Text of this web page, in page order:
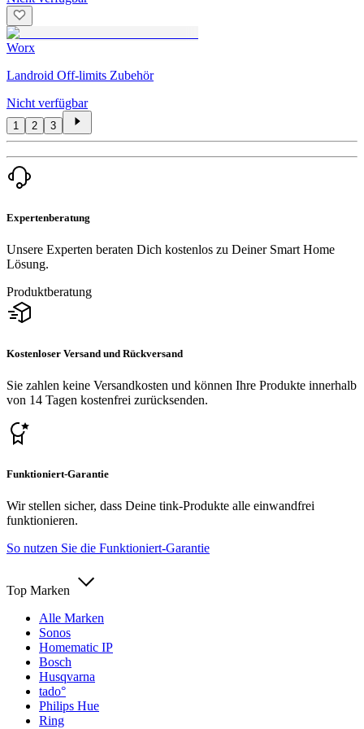
Worx
Landroid Off-limits Zubehör
Nicht verfügbar
1 2 3
Expertenberatung
Unsere Experten beraten Dich kostenlos zu Deiner Smart Home
Lösung.
Produktberatung
Kostenloser Versand und Rückversand
Sie zahlen keine Versandkosten und können Ihre Produkte innerhalb
von 14 Tagen kostenfrei zurücksenden.
Funktioniert-Garantie
Wir stellen sicher, dass Deine tink-Produkte alle einwandfrei
funktionieren.
So nutzen Sie die Funktioniert-Garantie
Top Marken
Alle Marken
Sonos
Homematic IP
Bosch
Husqvarna
tado°
Philips Hue
Ring